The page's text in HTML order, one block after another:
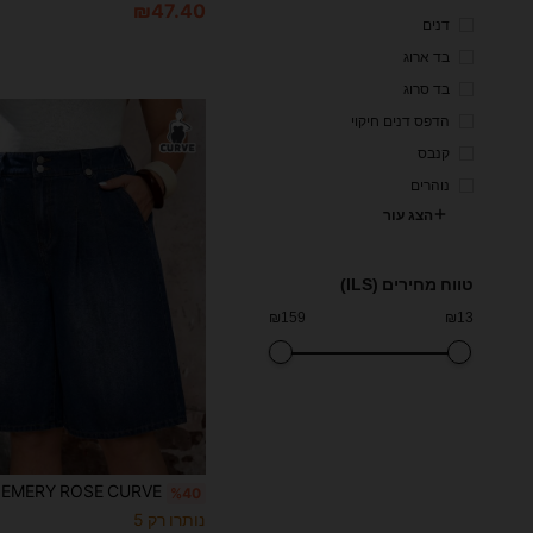
דנים
בד ארוג
בד סרוג
הדפס דנים חיקוי
קנבס
נוהרים
הצג עור
טווח מחירים (ILS)
₪ 159 ₪ 13
₪47.40
%40
נותרו רק 5